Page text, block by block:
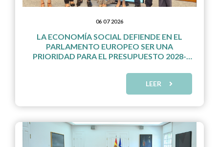
06 07 2026
LA ECONOMÍA SOCIAL DEFIENDE EN EL
PARLAMENTO EUROPEO SER UNA
PRIORIDAD PARA EL PRESUPUESTO 2028-
LEER